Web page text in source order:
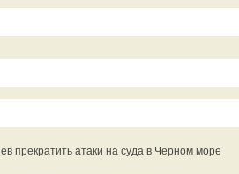
прекратить атаки на суда в Черном море